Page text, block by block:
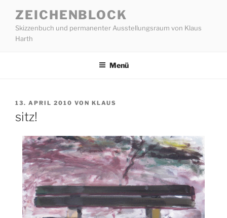
Inhalt
springen
ZEICHENBLOCK
Skizzenbuch und permanenter Ausstellungsraum von Klaus
Harth
Menü
VERÖFFENTLICHT
AM
13. APRIL 2010 VON KLAUS
sitz!